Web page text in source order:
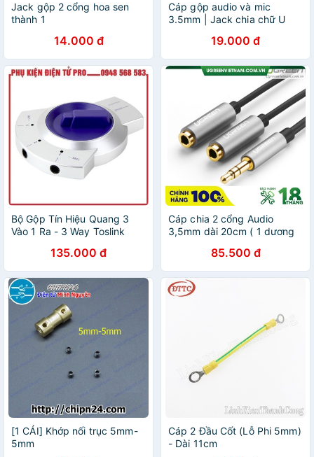
Jack gộp 2 cổng hoa sen
thành 1
14.000 đ
Cáp gộp audio và mic
3.5mm | Jack chia chữ U
nghe và micro19.000 đ
Bộ Gộp Tín Hiệu Quang 3
Vào 1 Ra - 3 Way Toslink
135.000 đ
Cáp chia 2 cổng Audio
3,5mm dài 20cm ( 1 dương
Ugreen 10532 cao cấp
85.500 đ
[1 CÁI] Khớp nối trục 5mm-
5mm
Cáp 2 Đầu Cốt (Lỗ Phi 5mm)
- Dài 11cm